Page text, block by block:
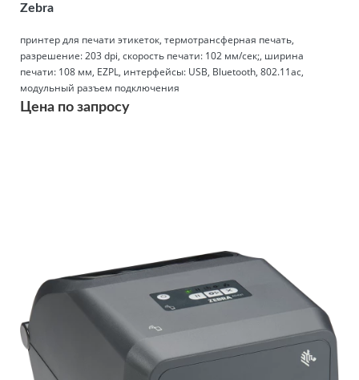
Zebra
принтер для печати этикеток, термотрансферная печать,
разрешение: 203 dpi, скорость печати: 102 мм/сек;, ширина
печати: 108 мм, EZPL, интерфейсы: USB, Bluetooth, 802.11ac,
модульный разъем подключения
Цена по запросу